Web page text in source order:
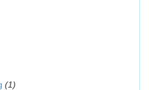
(1)